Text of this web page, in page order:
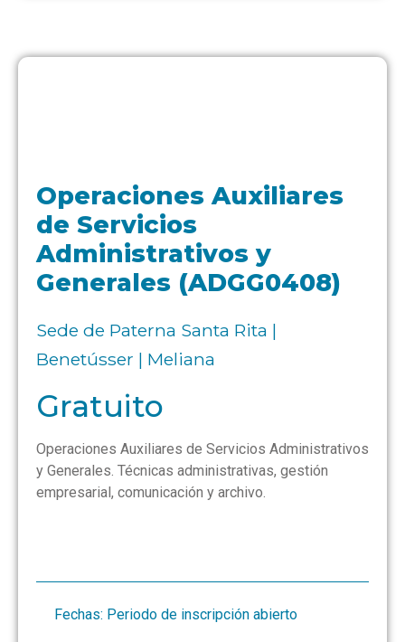
Operaciones Auxiliares
de Servicios
Administrativos y
Generales (ADGG0408)
Sede de Paterna Santa Rita |
Benetússer | Meliana
Gratuito
Operaciones Auxiliares de Servicios Administrativos
y Generales. Técnicas administrativas, gestión
empresarial, comunicación y archivo.
Fechas: Periodo de inscripción abierto